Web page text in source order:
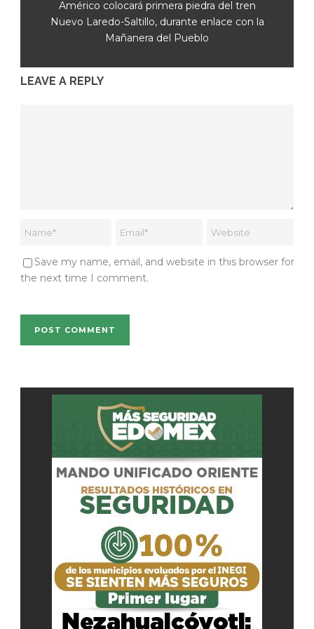
Américo colocará primera piedra del tren
Nuevo Laredo-Saltillo, durante enlace con la
Mañanera del Pueblo
LEAVE A REPLY
Save my name, email, and website in this browser for
the next time I comment.